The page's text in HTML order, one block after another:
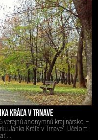
KRÁĽA V TRNAVE
verejnú anonymnú krajinársko –
Janka Kráľa v Trnave“. Účelom
...